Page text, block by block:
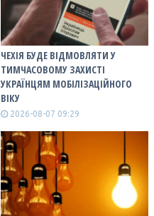
ЧЕХІЯ БУДЕ ВІДМОВЛЯТИ У
ТИМЧАСОВОМУ ЗАХИСТІ
УКРАЇНЦЯМ МОБІЛІЗАЦІЙНОГО
ВІКУ
2026-08-07 09:29